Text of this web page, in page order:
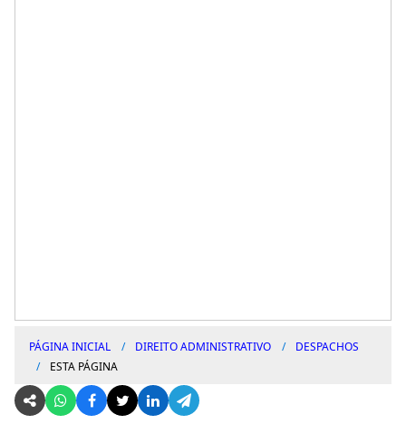
PÁGINA INICIAL DIREITO ADMINISTRATIVO
DESPACHOS
ESTA PÁGINA